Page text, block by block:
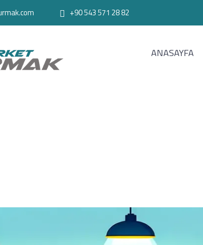
+90 543 571 28 82
ANASAYFA